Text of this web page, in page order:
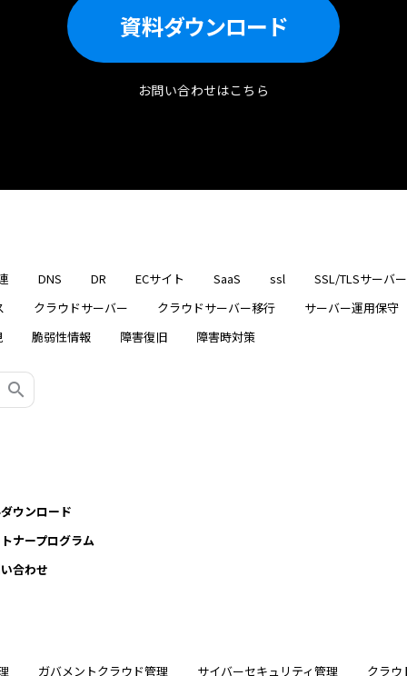
資料ダウンロード
お問い合わせはこちら
DNS DR ECサイト SaaS ssl
SSL/TLSサーバ
クラウドサーバー クラウドサーバー移行
サーバー運用保守
脆弱性情報 障害復旧 障害時対策
ウンロード
ナープログラム
合わせ
ガバメントクラウド管理 サイバーセキュリティ管理 クラウ